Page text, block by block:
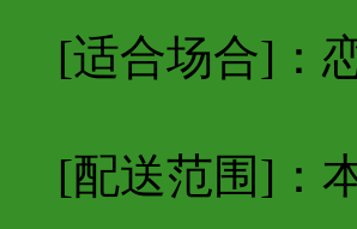
[适合场合]：
[配送范围]：